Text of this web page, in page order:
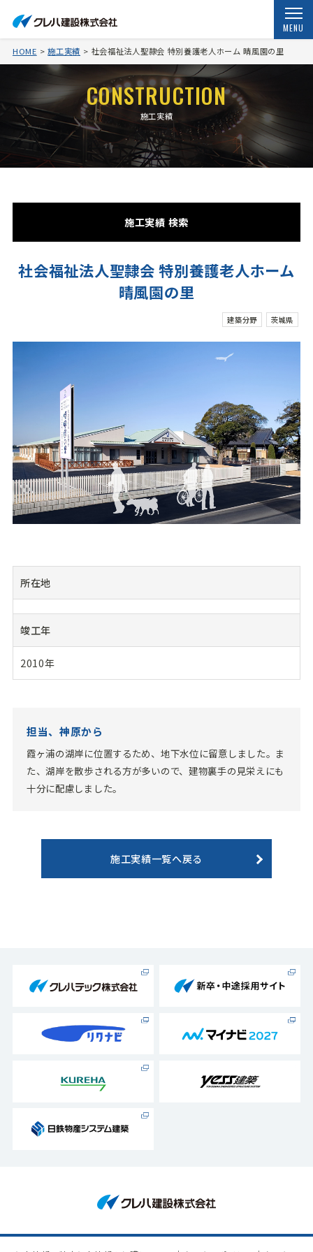
MENU
HOME 施工実績 社会福祉法人聖隷会 特別養護老人ホーム 晴風園の里
CONSTRUCTION
施工実績
施工実績 検索
社会福祉法人聖隷会 特別養護老人ホーム
晴風園の里
建築分野 茨城県
所在地
竣工年
2010年
担当、神原から
霞ヶ浦の湖岸に位置するため、地下水位に留意しました。ま
た、湖岸を散歩される方が多いので、建物裏手の見栄えにも
十分に配慮しました。
施工実績一覧へ戻る